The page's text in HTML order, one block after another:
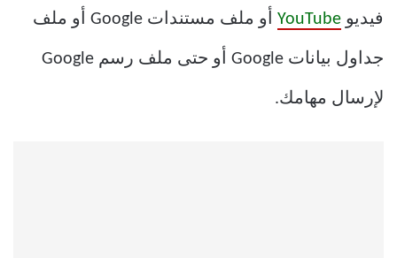
فيديو YouTube أو ملف مستندات Google أو ملف
جداول بيانات Google أو حتى ملف رسم Google
لإرسال مهامك.